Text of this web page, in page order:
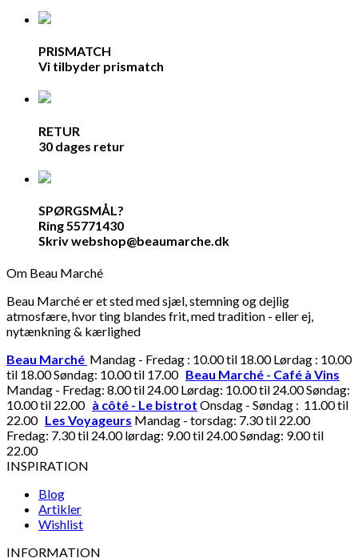
PRISMATCH
Vi tilbyder prismatch
RETUR
30 dages retur
SPØRGSMÅL?
Ring 55771430
Skriv webshop@beaumarche.dk
Om Beau Marché
Beau Marché er et sted med sjæl, stemning og dejlig
atmosfære, hvor ting blandes frit, med tradition - eller ej,
nytænkning & kærlighed
Beau Marché Mandag - Fredag : 10.00 til 18.00 Lørdag : 10.00
til 18.00 Søndag: 10.00 til 17.00 Beau Marché - Café à Vins
Mandag - Fredag: 8.00 til 24.00 Lørdag: 10.00 til 24.00 Søndag:
10.00 til 22.00 à côté - Le bistrot Onsdag - Søndag : 11.00 til
22.00 Les Voyageurs Mandag - torsdag: 7.30 til 22.00
Fredag: 7.30 til 24.00 lørdag: 9.00 til 24.00 Søndag: 9.00 til
22.00
INSPIRATION
Blog
Artikler
Wishlist
INFORMATION